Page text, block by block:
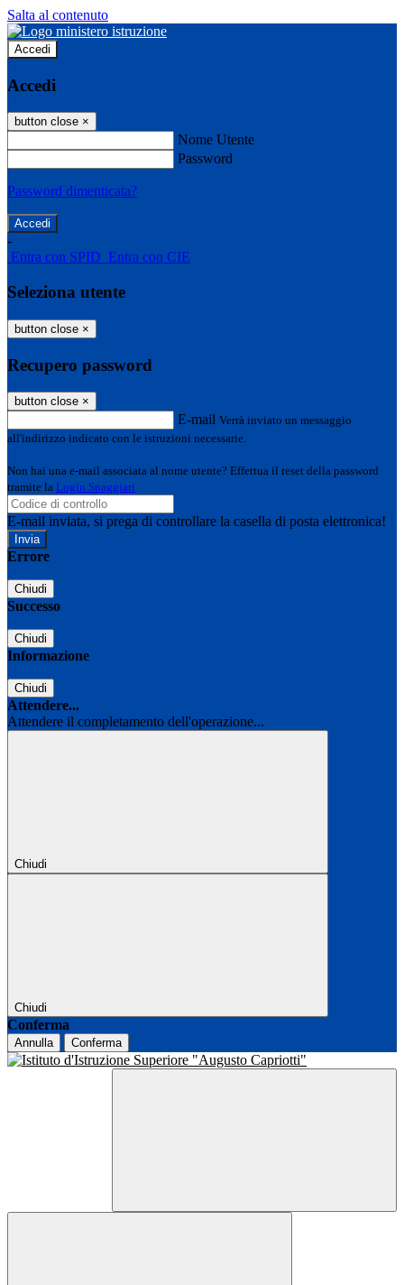
Salta al contenuto
Accedi
Accedi
button close ×
Nome Utente
Password
Password dimenticata?
-
Entra con SPID Entra con CIE
Seleziona utente
button close ×
Recupero password
button close ×
E-mail Verrà inviato un messaggio
all'indirizzo indicato con le istruzioni necessarie.
Non hai una e-mail associata al nome utente? Effettua il reset della password
tramite la Login Spaggiari
E-mail inviata, si prega di controllare la casella di posta elettronica!
Errore
Chiudi
Successo
Chiudi
Informazione
Chiudi
Attendere...
Attendere il completamento dell'operazione...
Chiudi
Chiudi
Conferma
Annulla Conferma